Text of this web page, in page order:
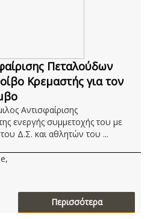
Πεταλούδων
Κρεμαστής για τον
Αντισφαίρισης
ενεργής συμμετοχής του με
Δ.Σ. και αθλητών του ...
Περισσότερα